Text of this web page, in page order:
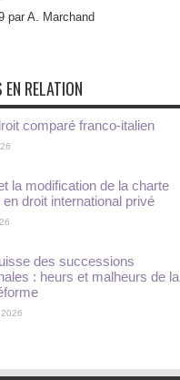
par A. Marchand
RELATION
comparé franco-italien
la modification de la charte
droit international privé
des successions
: heurs et malheurs de la